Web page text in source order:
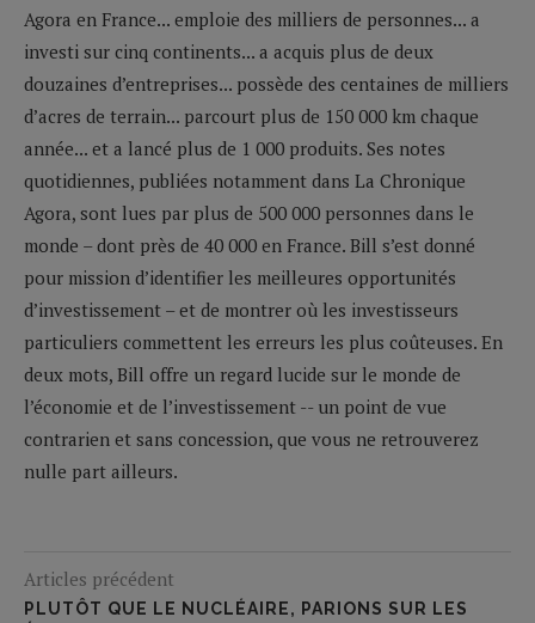
Agora en France... emploie des milliers de personnes... a
investi sur cinq continents... a acquis plus de deux
douzaines d’entreprises... possède des centaines de milliers
d’acres de terrain... parcourt plus de 150 000 km chaque
année... et a lancé plus de 1 000 produits. Ses notes
quotidiennes, publiées notamment dans La Chronique
Agora, sont lues par plus de 500 000 personnes dans le
monde – dont près de 40 000 en France. Bill s’est donné
pour mission d’identifier les meilleures opportunités
d’investissement – et de montrer où les investisseurs
particuliers commettent les erreurs les plus coûteuses. En
deux mots, Bill offre un regard lucide sur le monde de
l’économie et de l’investissement -- un point de vue
contrarien et sans concession, que vous ne retrouverez
nulle part ailleurs.
Articles précédent
PLUTÔT QUE LE NUCLÉAIRE, PARIONS SUR LES